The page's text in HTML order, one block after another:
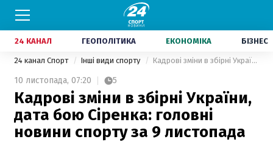
24 КАНАЛ ГЕОПОЛІТИКА ЕКОНОМІКА БІЗНЕС
24 канал Спорт Інші види спорту Кадрові зміни в збірні України, дата бою Сіренка: головні новини спорту за 9 листопада
10 листопада, 07:20 5
Кадрові зміни в збірні України,
дата бою Сіренка: головні
новини спорту за 9 листопада